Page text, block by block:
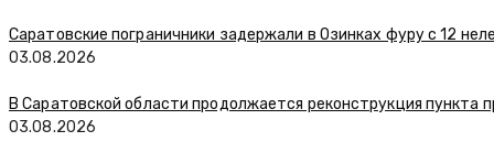
Саратовские пограничники задержали в Озинках фуру с 12
03.08.2026
В Саратовской области продолжается реконструкция пункта
03.08.2026